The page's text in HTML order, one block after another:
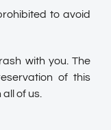
to avoid
with you. The
of this
of us.